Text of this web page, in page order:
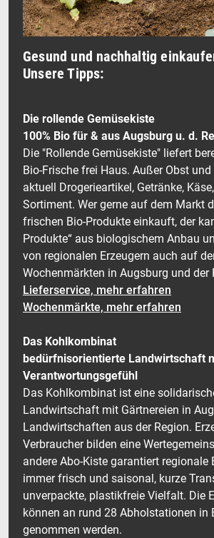
Gesund und nachhaltig
Unsere Tipps:
Die rollende Gemüsekiste
100% Bio für & aus Augsburg u. d.
Die "Rollende Gemüsekiste" liefert
Bio-Frische frei Haus. Außer Obst
aktuell Drogerieartikel, Getränke,
Sortiment. Wer gerne auf dem Markt
frischen Bio-Produkte einkauft, der
Produkte“ aus biologischem Anbau
von regionalen Erzeugern auch auf
Wochenmärkten in Augsburg und der
Lieferservice, mehr erfahren
Wochenmärkte, mehr erfahren
Das Kohlkombinat
bedürfnisorientierte Landwirtschaft
Verantwortungsgefühl
Das Kohlkombinat ist eine
Landwirtschaft mit Gärtnereien in
Landwirtschaften aus der Region.
Verbraucher bilden eine
andere Abo-Kiste garantiert regionale
immer frisch und saisonal, kurze
unverpackte, plastikfreie Vielfalt. Die
können an rund 28 Abholstationen in
genommen werden.